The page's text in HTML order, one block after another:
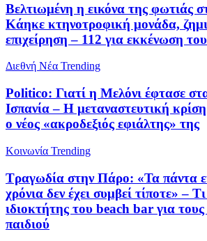
Βελτιωμένη η εικόνα της φωτιάς
Κάηκε κτηνοτροφική μονάδα,
επιχείρηση – 112 για εκκένωση
Διεθνή Νέα Trending
Politico: Γιατί η Μελόνι έφτασε
Ισπανία – Η μεταναστευτική
ο νέος «ακροδεξιός εφιάλτης» της
Κοινωνία Trending
Τραγωδία στην Πάρο: «Τα πάντα
χρόνια δεν έχει συμβεί τίποτε» – Τι
ιδιοκτήτης του beach bar για τους
παιδιού